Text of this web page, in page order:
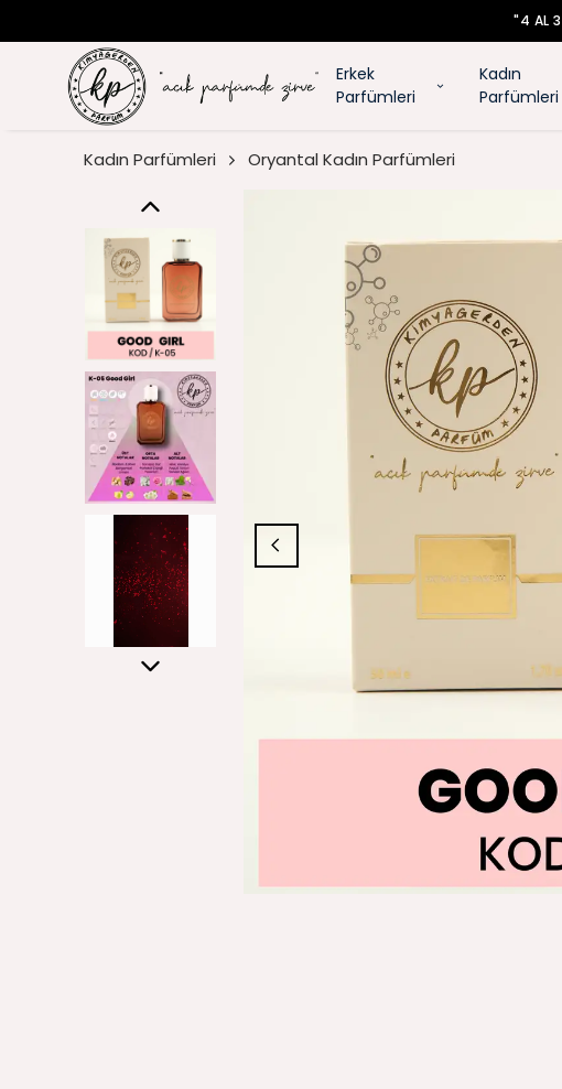
"4 AL 3
Erkek
Parfümleri
Kadın
Parfümleri
Kadın Parfümleri Oryantal Kadın Parfümleri